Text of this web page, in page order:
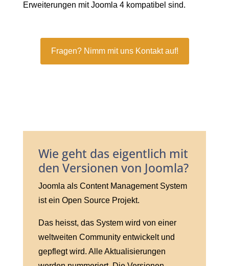
Erweiterungen mit Joomla 4 kompatibel sind.
Fragen? Nimm mit uns Kontakt auf!
Wie geht das eigentlich mit
den Versionen von Joomla?
Joomla als Content Management System
ist ein Open Source Projekt.
Das heisst, das System wird von einer
weltweiten Community entwickelt und
gepflegt wird. Alle Aktualisierungen